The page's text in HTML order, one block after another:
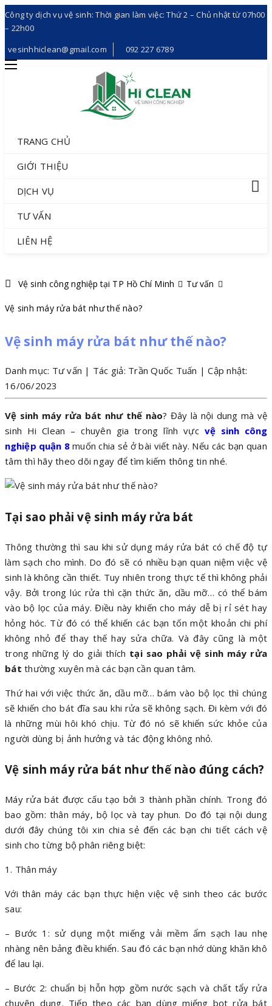
Công ty dịch vụ vệ sinh: Thời gian làm việc: Thứ 2 – Chủ nhật từ 07h00
– 22h00
vesinhhiclean@gmail.com
092 227 6789
TRANG CHỦ
GIỚI THIỆU
DỊCH VỤ
TƯ VẤN
LIÊN HỆ
Vệ sinh công nghiệp tại TP Hồ Chí Minh Tư vấn
Vệ sinh máy rửa bát như thế nào?
Vệ sinh máy rửa bát như thế nào?
Danh mục: Tư vấn | Tác giả: Trần Quốc Tuấn | Cập nhật:
16/06/2023
Vệ sinh máy rửa bát như thế nào? Đây là nội dung mà vệ
sinh Hi Clean – chuyên gia trong lĩnh vực vệ sinh công
nghiệp quận 8muốn chia sẻ ở bài viết này. Nếu các bạn quan
tâm thì hãy theo dõi ngay để tìm kiếm thông tin nhé.
Tại sao phải vệ sinh máy rửa bát
Thông thường thì sau khi sử dụng máy rửa bát có chế độ tự
làm sạch cho mình. Do đó sẽ có nhiều bạn quan niệm việc vệ
sinh là không cần thiết. Tuy nhiên trong thực tế thì không phải
vậy. Bởi trong lúc rửa thì cặn thức ăn, dầu mỡ… có thể bám
vào bộ lọc của máy. Điều này khiến cho máy dễ bị rỉ sét hay
hỏng hóc. Từ đó có thể khiến các bạn tốn một khoản chi phí
không nhỏ để thay thế hay sửa chữa. Và đây cũng là một
trong những lý do giải thích tại sao phải vệ sinh máy rửa
bát thường xuyên mà các bạn cần quan tâm.
Thứ hai với việc thức ăn, dầu mỡ… bám vào bộ lọc thì chúng
sẽ khiến cho bát đĩa sau khi rửa sẽ không sạch. Đi kèm với đó
là những mùi hôi khó chịu. Từ đó nó sẽ khiến sức khỏe của
người dùng bị ảnh hưởng và tác động không nhỏ.
Vệ sinh máy rửa bát như thế nào đúng cách?
Máy rửa bát được cấu tạo bởi 3 thành phần chính. Trong đó
bao gồm: thân máy, bộ lọc và tay phun. Do đó tại nội dung
dưới đây chúng tôi xin chia sẻ đến các bạn chi tiết cách vệ
sinh cho từng bộ phân riêng biệt:
1. Thân máy
Với thân máy các bạn thực hiện việc vệ sinh theo các bước
sau:
– Bước 1: sử dụng một miếng vải mềm ẩm sạch lau nhẹ
nhàng nên bảng điều khiển. Sau đó các bạn nhớ dùng khăn khô
để lau lại.
– Bước 2: chuẩn bị hỗn hợp gồm nước sạch và chất tẩy rửa
chuyên dụng. Tiếp theo các bạn dùng miếng bọt rửa bát